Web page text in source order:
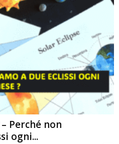
– Perché non
ogni...